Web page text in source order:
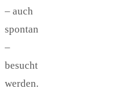
– auch
spontan
–
besucht
werden.